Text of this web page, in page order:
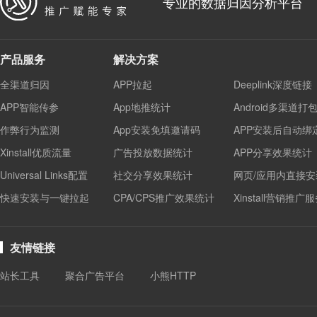
产品服务
全渠道归因
APP智能传参
作弊行为监测
Xinstall优质流量
Universal Links配置
快速安装与一键拉起
解决方案
APP拉起
Deeplink深度链接
App地推统计
Android多渠道打包
App安装免填邀请码
APP安装后自动绑
广告投放数据统计
APP分享效果统计
社交分享效果统计
网页/应用内直接
CPA/CPS推广效果统计
Xinstall营销推广
友情链接
站长工具 聚合广告平台 小熊HTTP